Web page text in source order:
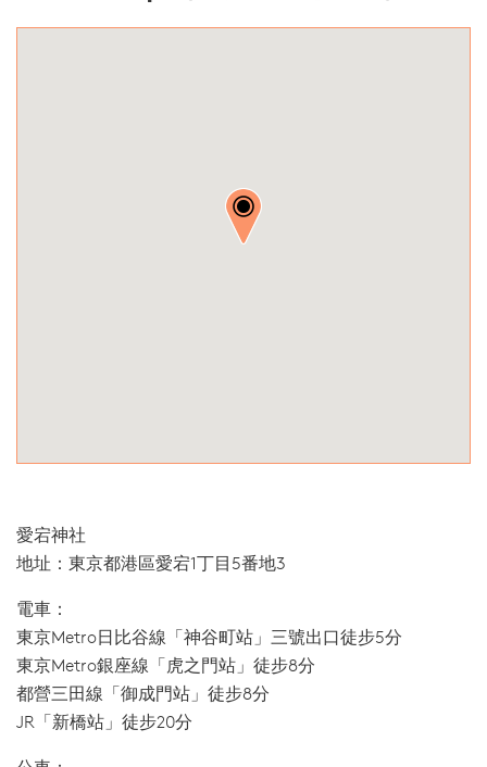
愛宕神社
地址：東京都港區愛宕1丁目5番地3
電車：
東京Metro日比谷線「神谷町站」三號出口徒步5分
東京Metro銀座線「虎之門站」徒步8分
都營三田線「御成門站」徒步8分
JR「新橋站」徒步20分